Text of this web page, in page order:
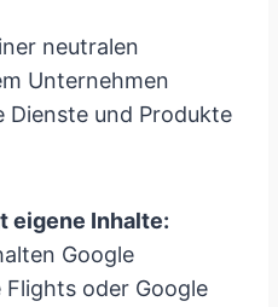
neutralen
Unternehmen
Dienste und Produkte
eigene Inhalte:
Google
Flights oder Google